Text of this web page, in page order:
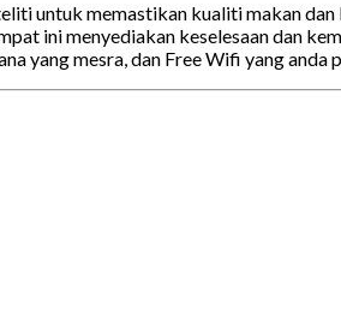
untuk memastikan kualiti makan dan
ini menyediakan keselesaan dan
yang mesra, dan Free Wifi yang anda